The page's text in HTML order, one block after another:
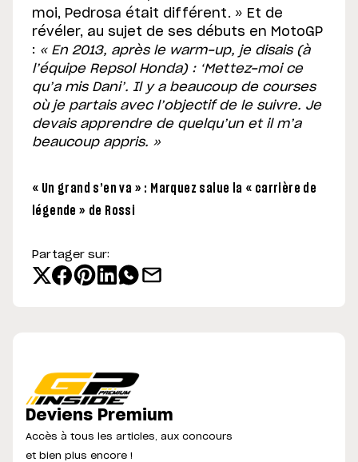
moi, Pedrosa était différent. » Et de
révéler, au sujet de ses débuts en MotoGP
: « En 2013, après le warm-up, je disais (à
l’équipe Repsol Honda) : ‘Mettez-moi ce
qu’a mis Dani’. Il y a beaucoup de courses
où je partais avec l’objectif de le suivre. Je
devais apprendre de quelqu’un et il m’a
beaucoup appris. »
« Un grand s’en va » : Marquez salue la « carrière de
légende » de Rossi
Partager sur:
Deviens Premium
Accès à tous les articles, aux concours
et bien plus encore !